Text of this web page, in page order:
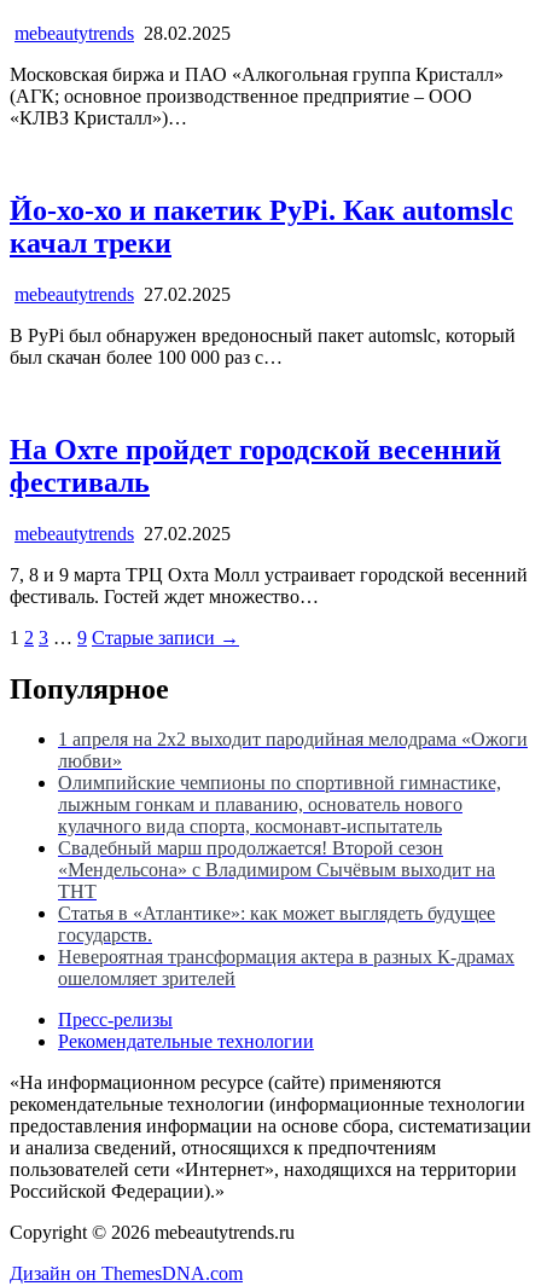
mebeautytrends 28.02.2025
Московская биржа и ПАО «Алкогольная группа Кристалл»
(АГК; основное производственное предприятие – ООО
«КЛВЗ Кристалл»)…
Йо-хо-хо и пакетик PyPi. Как automslc
качал треки
mebeautytrends 27.02.2025
В PyPi был обнаружен вредоносный пакет automslc, который
был скачан более 100 000 раз с…
На Охте пройдет городской весенний
фестиваль
mebeautytrends 27.02.2025
7, 8 и 9 марта ТРЦ Охта Молл устраивает городской весенний
фестиваль. Гостей ждет множество…
Пагинация
записей
1 2 3 … 9 Старые записи →
Популярное
1 апреля на 2х2 выходит пародийная мелодрама «Ожоги
любви»
Олимпийские чемпионы по спортивной гимнастике,
лыжным гонкам и плаванию, основатель нового
кулачного вида спорта, космонавт-испытатель
Свадебный марш продолжается! Второй сезон
«Мендельсона» с Владимиром Сычёвым выходит на
ТНТ
Статья в «Атлантике»: как может выглядеть будущее
государств.
Невероятная трансформация актера в разных К-драмах
ошеломляет зрителей
Пресс-релизы
Рекомендательные технологии
«На информационном ресурсе (сайте) применяются
рекомендательные технологии (информационные технологии
предоставления информации на основе сбора, систематизации
и анализа сведений, относящихся к предпочтениям
пользователей сети «Интернет», находящихся на территории
Российской Федерации).»
Copyright © 2026 mebeautytrends.ru
Дизайн он ThemesDNA.com